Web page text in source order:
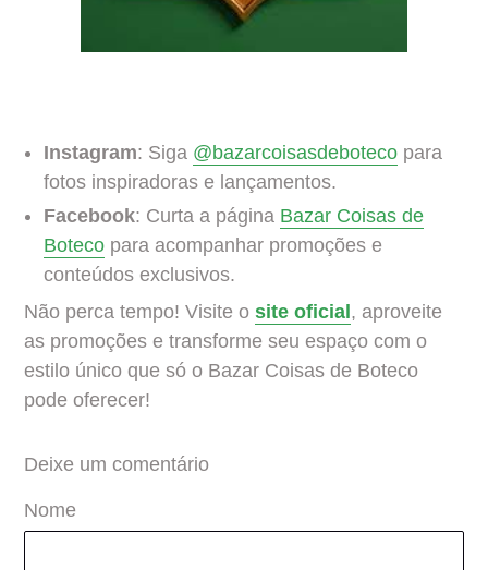
Instagram: Siga @bazarcoisasdeboteco para
fotos inspiradoras e lançamentos.
Facebook: Curta a página Bazar Coisas de
Boteco para acompanhar promoções e
conteúdos exclusivos.
Não perca tempo! Visite o site oficial , aproveite
as promoções e transforme seu espaço com o
estilo único que só o Bazar Coisas de Boteco
pode oferecer!
Deixe um comentário
Nome